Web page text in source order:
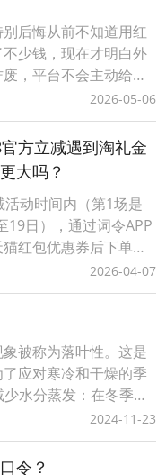
后悔从前不知道用红
少钱，现在才明白外
，平台不会主动给老
令才能解锁无门槛和满
先领红包的习惯，再
下的生活开销稳稳攥
不必要的花销暗自后
2026-05-06
方立减遇到淘礼金
大吗？
动时间内（第1场是
19日），通过词令APP
红包优惠券后下单可
惠力度会更大让淘宝天
猫超级88官方立减遇
会更大吗？1、打开「
2026-04-07
被称为落叶性。这是
应对寒冷和干燥的季
水分蒸发：在冬季，
使得植物难以从土壤中
分通过叶子表面的蒸
冻伤：低温会对植物
2024-11-23
令？